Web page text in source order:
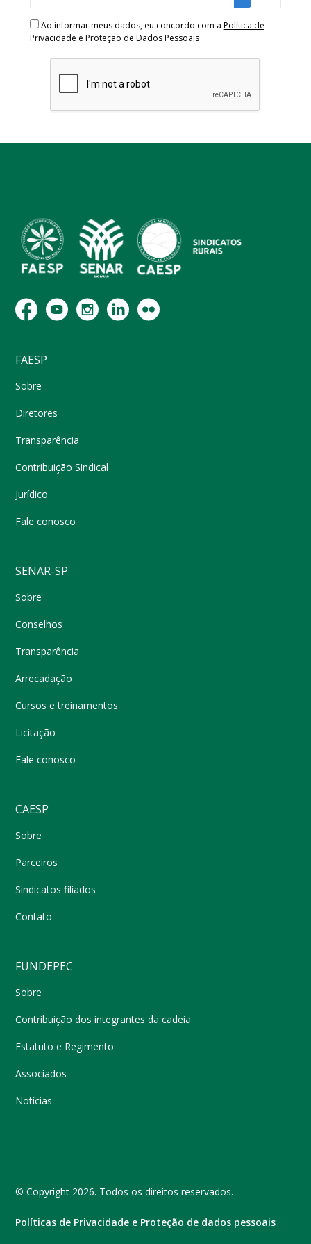
Ao informar meus dados, eu concordo com a Política de
Privacidade e Proteção de Dados Pessoais
FAESP
Sobre
Diretores
Transparência
Contribuição Sindical
Jurídico
Fale conosco
SENAR-SP
Sobre
Conselhos
Transparência
Arrecadação
Cursos e treinamentos
Licitação
Fale conosco
CAESP
Sobre
Parceiros
Sindicatos filiados
Contato
FUNDEPEC
Sobre
Contribuição dos integrantes da cadeia
Estatuto e Regimento
Associados
Notícias
© Copyright 2026. Todos os direitos reservados.
Políticas de Privacidade e Proteção de dados pessoais